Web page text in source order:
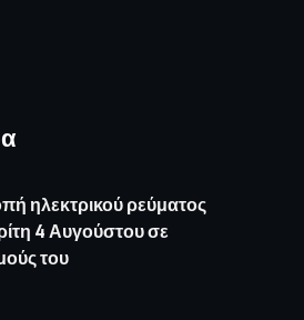
ηλεκτρικού ρεύματος
4 Αυγούστου σε
του